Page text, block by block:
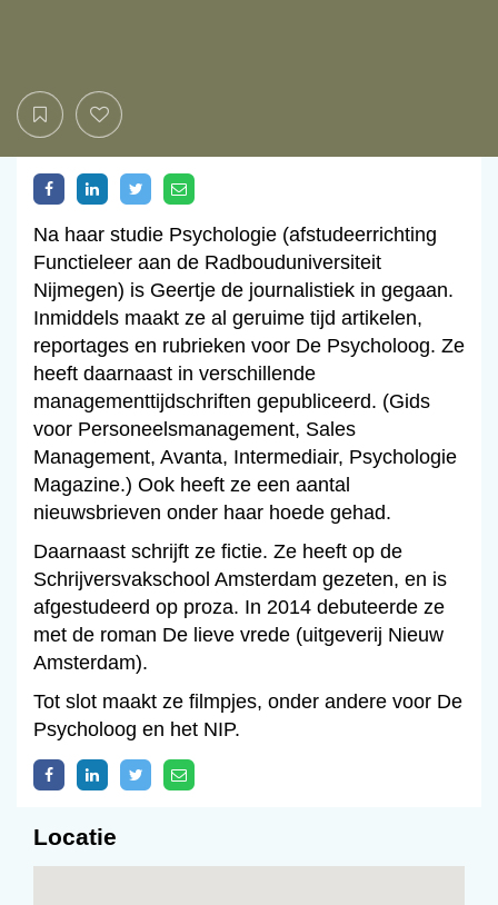
Na haar studie Psychologie (afstudeerrichting
Functieleer aan de Radbouduniversiteit
Nijmegen) is Geertje de journalistiek in gegaan.
Inmiddels maakt ze al geruime tijd artikelen,
reportages en rubrieken voor De Psycholoog. Ze
heeft daarnaast in verschillende
managementtijdschriften gepubliceerd. (Gids
voor Personeelsmanagement, Sales
Management, Avanta, Intermediair, Psychologie
Magazine.) Ook heeft ze een aantal
nieuwsbrieven onder haar hoede gehad.
Daarnaast schrijft ze fictie. Ze heeft op de
Schrijversvakschool Amsterdam gezeten, en is
afgestudeerd op proza. In 2014 debuteerde ze
met de roman De lieve vrede (uitgeverij Nieuw
Amsterdam).
Tot slot maakt ze filmpjes, onder andere voor De
Psycholoog en het NIP.
Locatie